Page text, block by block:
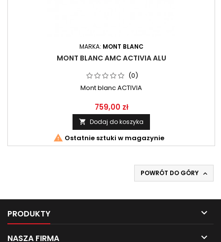
MARKA: MONT BLANC
MONT BLANC AMC ACTIVIA ALU
(0)
Mont blanc ACTIVIA
759,00 zł
 Dodaj do koszyka
 Ostatnie sztuki w magazynie
POWRÓT DO GÓRY 
PRODUKTY 
NASZA FIRMA 